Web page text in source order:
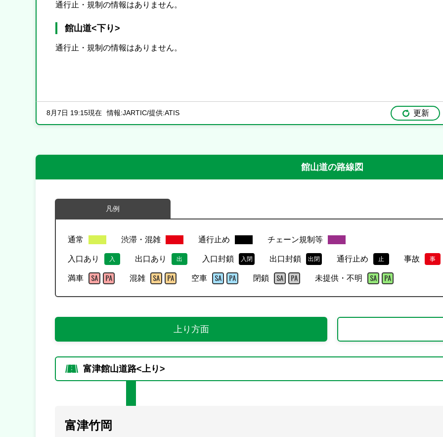
通行止・規制の情報はありません。
館山道<下り>
通行止・規制の情報はありません。
8月7日 19:15現在 情報:JARTIC/提供:ATIS 更新
館山道の路線図
凡例
通常 渋滞・混雑 通行止め チェーン規制等
入口あり 入 出口あり 出 入口封鎖 入閉 出口封鎖 出閉 通行止め 止 事故 事
満車 混雑 空車 閉鎖 未提供・不明
上り方面
富津館山道路<上り>
富津竹岡